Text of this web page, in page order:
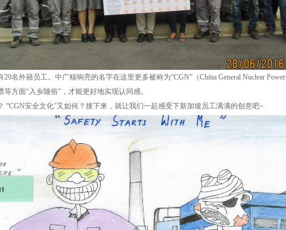
名外籍员工。中广核响亮的名字在这里更多被称为“CGN”（China General Nuclear
方面“入乡随俗”，才能更好地实现认同感。
“CGN安全文化”又如何？接下来，就让我们一起感受下新加坡员工满满的创意吧~